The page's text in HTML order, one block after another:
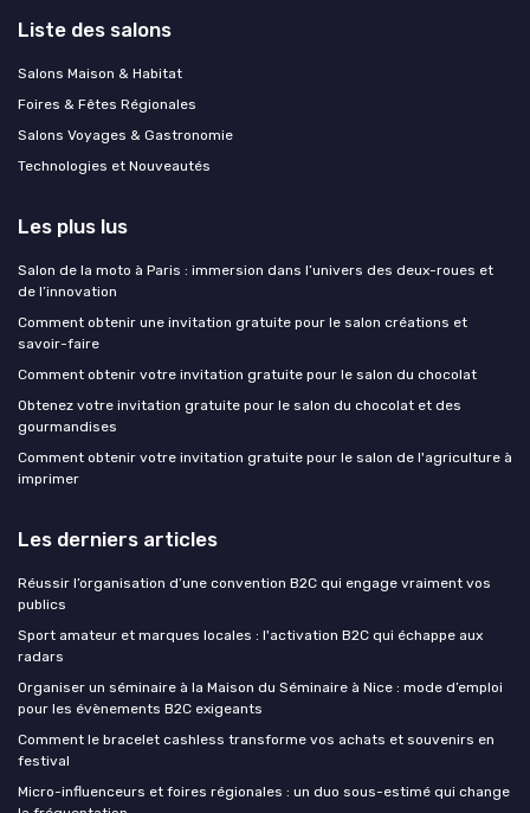
Liste des salons
Salons Maison & Habitat
Foires & Fêtes Régionales
Salons Voyages & Gastronomie
Technologies et Nouveautés
Les plus lus
Salon de la moto à Paris : immersion dans l’univers des deux-roues et
de l’innovation
Comment obtenir une invitation gratuite pour le salon créations et
savoir-faire
Comment obtenir votre invitation gratuite pour le salon du chocolat
Obtenez votre invitation gratuite pour le salon du chocolat et des
gourmandises
Comment obtenir votre invitation gratuite pour le salon de l'agriculture à
imprimer
Les derniers articles
Réussir l’organisation d’une convention B2C qui engage vraiment vos
publics
Sport amateur et marques locales : l'activation B2C qui échappe aux
radars
Organiser un séminaire à la Maison du Séminaire à Nice : mode d’emploi
pour les évènements B2C exigeants
Comment le bracelet cashless transforme vos achats et souvenirs en
festival
Micro-influenceurs et foires régionales : un duo sous-estimé qui change